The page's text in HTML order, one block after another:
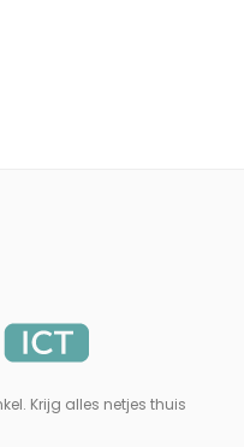
Krijg alles netjes thuis